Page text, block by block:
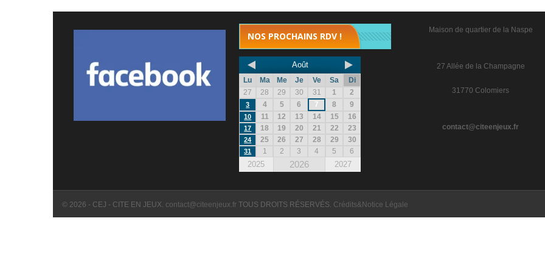
NOS PROCHAINS RDV !
Août
Lu Ma Me Je Ve Sa
Di
27
28 29 30 31 1 2
3 4 5 6 7 8 9
10 11 12 13 14 15 16
17 18 19 20 21 22 23
24 25 26 27 28 29 30
31 1 2 3 4 5 6
2025 2026 2027
Maison de quartier de la Naspe
27 Allée de la Champagne
31770 Colomiers
contact@citeenjeux.fr
© 2026 - CEJ - CITE EN JEUX. contact@citeenjeux.fr TOUS DROITS RÉSERVÉS. Crédits&Notice Légale